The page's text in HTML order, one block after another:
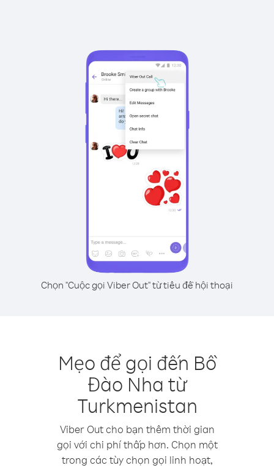
Chọn "Cuộc gọi Viber Out" từ tiêu đề hội thoại
Mẹo để gọi đến Bồ
Đào Nha từ
Turkmenistan
Viber Out cho bạn thêm thời gian
gọi với chi phí thấp hơn. Chọn một
trong các tùy chọn gọi linh hoạt,